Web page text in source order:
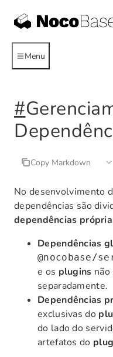
Menu
#
Copy Markdown
No desenvolvimento
dependências são
dependências
Dependências
@nocobase/
e os plugins
separadamente.
Dependências
exclusivas do
do lado do
artefatos do